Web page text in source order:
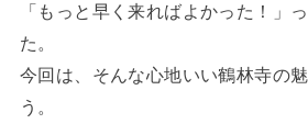
「もっと早く来ればよかった！」
た。
今回は、そんな心地いい鶴林寺の
う。